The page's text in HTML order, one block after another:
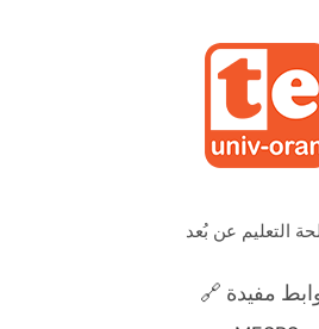
التعليم عن بُعد
مفيدة